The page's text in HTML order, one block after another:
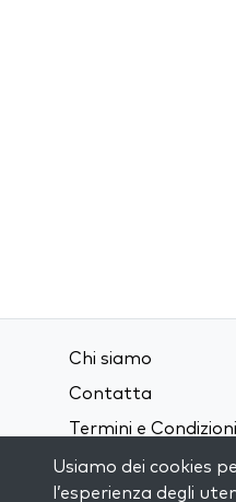
Chi siamo
Contatta
Termini e Condizioni
Privacy Policy
Usiamo dei cookies
l’esperienza degli